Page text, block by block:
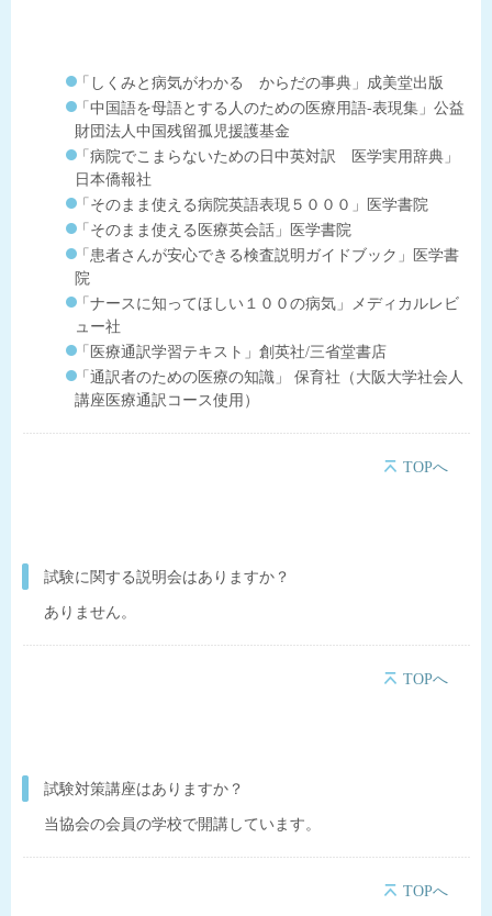
「しくみと病気がわかる からだの事典」成美堂出版
「中国語を母語とする人のための医療用語-表現集」公益
財団法人中国残留孤児援護基金
「病院でこまらないための日中英対訳 医学実用辞典」
日本僑報社
「そのまま使える病院英語表現５０００」医学書院
「そのまま使える医療英会話」医学書院
「患者さんが安心できる検査説明ガイドブック」医学書
院
「ナースに知ってほしい１００の病気」メディカルレビ
ュー社
「医療通訳学習テキスト」創英社/三省堂書店
「通訳者のための医療の知識」 保育社（大阪大学社会人
講座医療通訳コース使用）
TOPへ
試験に関する説明会はありますか？
ありません。
TOPへ
試験対策講座はありますか？
当協会の会員の学校で開講しています。
TOPへ